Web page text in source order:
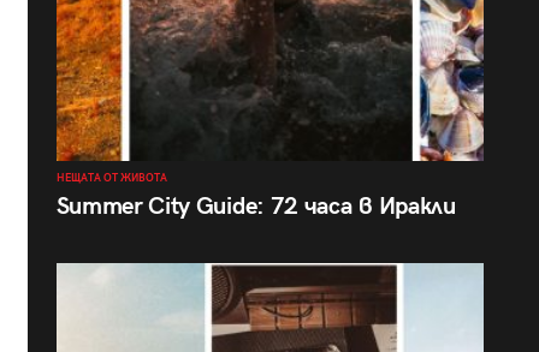
НЕЩАТА ОТ ЖИВОТА
Summer City Guide: 72 часа в Иракли